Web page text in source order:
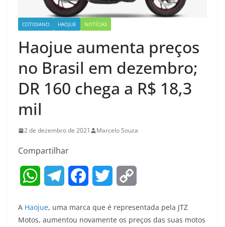
COTIDIANO HAOJUE NOTÍCIAS
Haojue aumenta preços
no Brasil em dezembro;
DR 160 chega a R$ 18,3
mil
2 de dezembro de 2021 Marcelo Souza
Compartilhar
W
a
l
c
i
p
A Haojue, uma marca que é representada pela JTZ
Motos, aumentou novamente os preços das suas motos